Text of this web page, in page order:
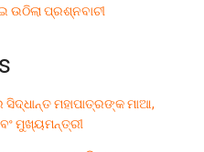
ଉଠିଲା ପ୍ରଶ୍ନବାଚୀ
ସିଦ୍ଧାନ୍ତ ମହାପାତ୍ରଙ୍କ ମାଆ,
ମୁଖ୍ୟମନ୍ତ୍ରୀ